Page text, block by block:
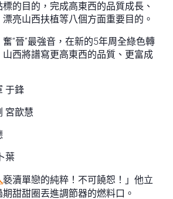
的目的，完成高東西的品質成長、
亮山西扶植等八個方面重要目的。
“晉”最強音，在新的5年周全綠色轉
西將譜寫更高東西的品質、更富成
于鋒
宮歆慧
葉
褻瀆單戀的純粹！不可饒恕！」他立
甜甜圈丟進調節器的燃料口。